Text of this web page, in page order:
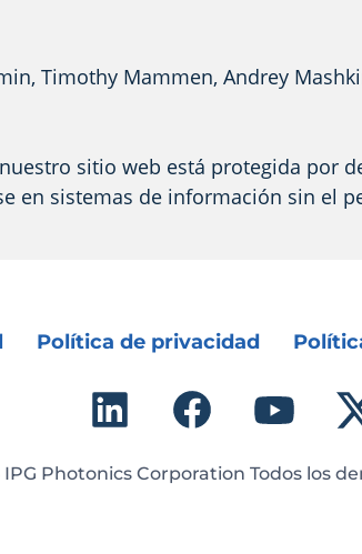
Timothy Mammen, Andrey
sitio web está protegida por
en sistemas de información sin el
Política de privacidad
Photonics Corporation Todos los